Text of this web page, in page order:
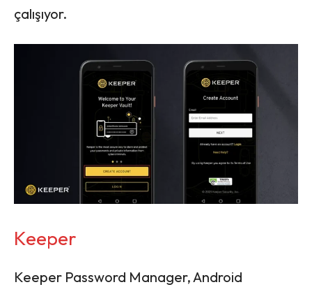
çalışıyor.
Keeper
Keeper Password Manager, Android